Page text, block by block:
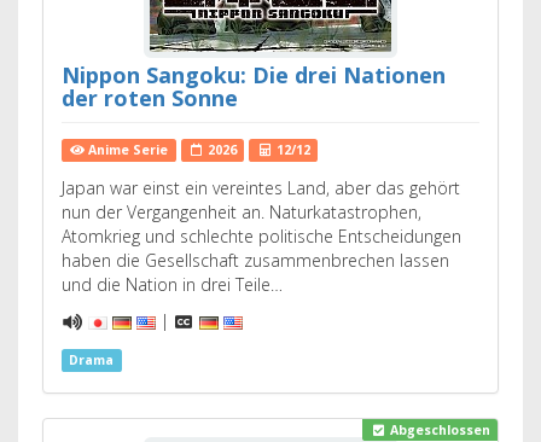
Nippon Sangoku: Die drei Nationen
der roten Sonne
Anime Serie 2026 12/12
Japan war einst ein vereintes Land, aber das gehört
nun der Vergangenheit an. Naturkatastrophen,
Atomkrieg und schlechte politische Entscheidungen
haben die Gesellschaft zusammenbrechen lassen
und die Nation in drei Teile…
|
Drama
Abgeschlossen